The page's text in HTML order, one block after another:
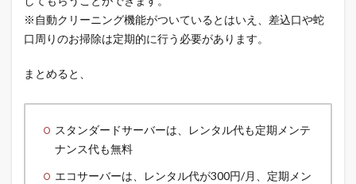
※自動クリーニング機能がついているとはいえ、差込口や蛇
口周りのお掃除は定期的に行う必要があります。
まとめると、
スタンダードサーバーは、レンタル代も定期メンテ
ナンス代も無料
エコサーバーは、レンタル代が300円/月、定期メン